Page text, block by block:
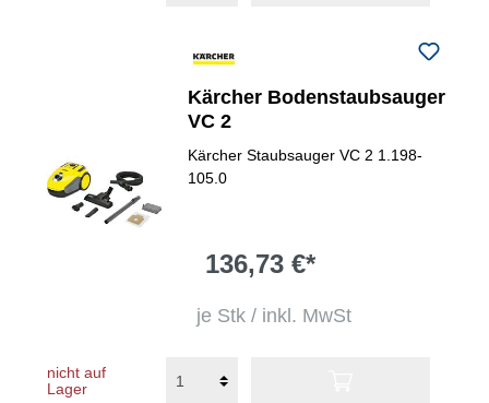
Kärcher Bodenstaubsauger
VC 2
Kärcher Staubsauger VC 2 1.198-
105.0
136,73 €*
je Stk / inkl. MwSt
nicht auf
Lager